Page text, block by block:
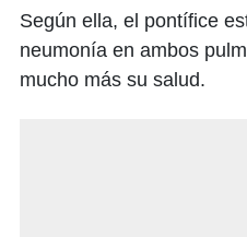
Según ella, el pontífice
neumonía en ambos
mucho más su salud.